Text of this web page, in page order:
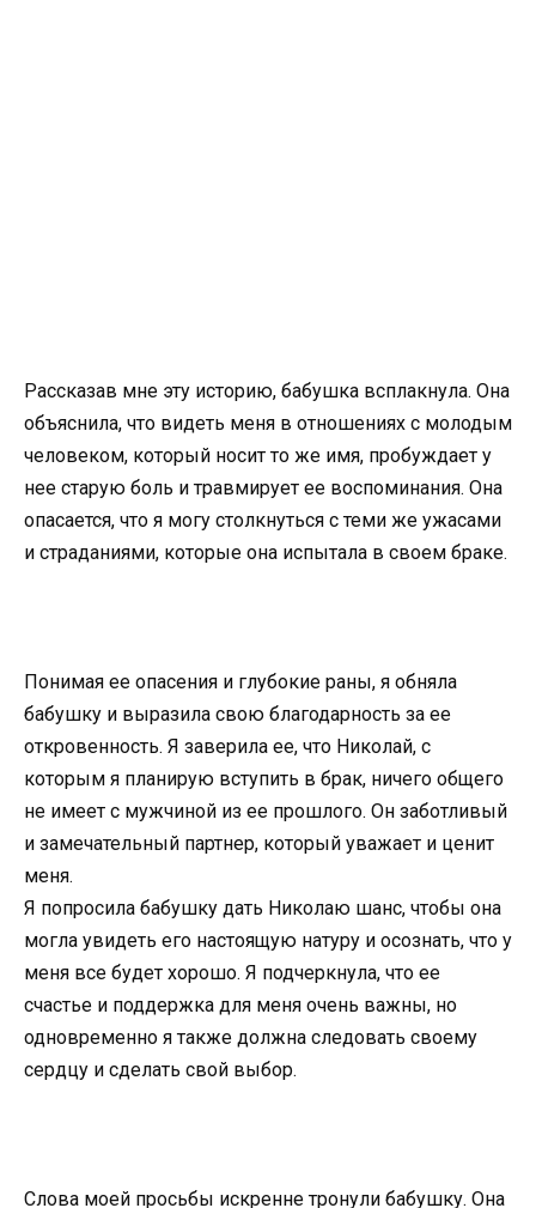
Рассказав мне эту историю, бабушка всплакнула. Она
объяснила, что видеть меня в отношениях с молодым
человеком, который носит то же имя, пробуждает у
нее старую боль и травмирует ее воспоминания. Она
опасается, что я могу столкнуться с теми же ужасами
и страданиями, которые она испытала в своем браке.
Понимая ее опасения и глубокие раны, я обняла
бабушку и выразила свою благодарность за ее
откровенность. Я заверила ее, что Николай, с
которым я планирую вступить в брак, ничего общего
не имеет с мужчиной из ее прошлого. Он заботливый
и замечательный партнер, который уважает и ценит
меня.
Я попросила бабушку дать Николаю шанс, чтобы она
могла увидеть его настоящую натуру и осознать, что у
меня все будет хорошо. Я подчеркнула, что ее
счастье и поддержка для меня очень важны, но
одновременно я также должна следовать своему
сердцу и сделать свой выбор.
Слова моей просьбы искренне тронули бабушку. Она